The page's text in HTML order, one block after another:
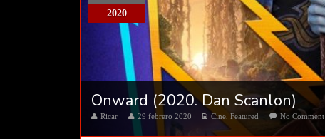
2020
Onward (2020. Dan Scanlon)
Ricar 29 febrero 2020 Cine,Featured No Comment